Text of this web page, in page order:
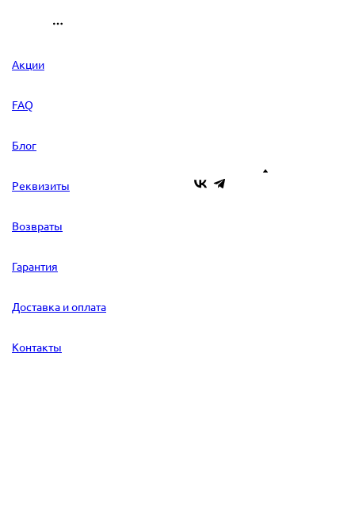
Акции
FAQ
Блог
Реквизиты
Возвраты
Гарантия
Доставка и оплата
Контакты